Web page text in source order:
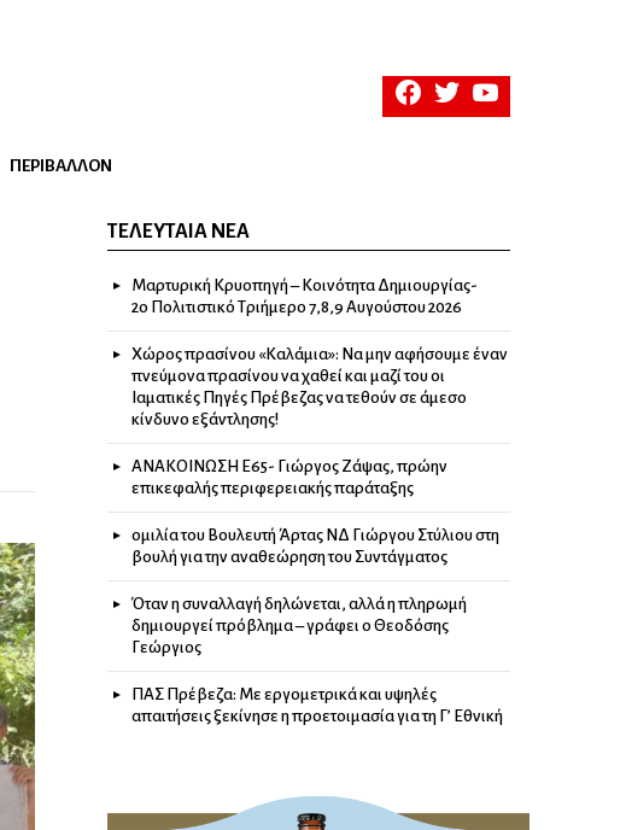
facebooktwitteryoutube
ΠΕΡΙΒΆΛΛΟΝ
ΤΕΛΕΥΤΑΊΑ ΝΈΑ
Μαρτυρική Κρυοπηγή – Κοινότητα Δημιουργίας-
2ο Πολιτιστικό Τριήμερο 7,8,9 Αυγούστου 2026
Χώρος πρασίνου «Καλάμια»: Να μην αφήσουμε έναν
πνεύμονα πρασίνου να χαθεί και μαζί του οι
Ιαματικές Πηγές Πρέβεζας να τεθούν σε άμεσο
κίνδυνο εξάντλησης!
ΑΝΑΚΟΙΝΩΣΗ Ε65- Γιώργος Ζάψας, πρώην
επικεφαλής περιφερειακής παράταξης
ομιλία του Βουλευτή Άρτας ΝΔ Γιώργου Στύλιου στη
βουλή για την αναθεώρηση του Συντάγματος
Όταν η συναλλαγή δηλώνεται, αλλά η πληρωμή
δημιουργεί πρόβλημα – γράφει ο Θεοδόσης
Γεώργιος
ΠΑΣ Πρέβεζα: Με εργομετρικά και υψηλές
απαιτήσεις ξεκίνησε η προετοιμασία για τη Γ’ Εθνική